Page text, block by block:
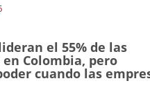
el 55% de las
en Colombia, pero
cuando las